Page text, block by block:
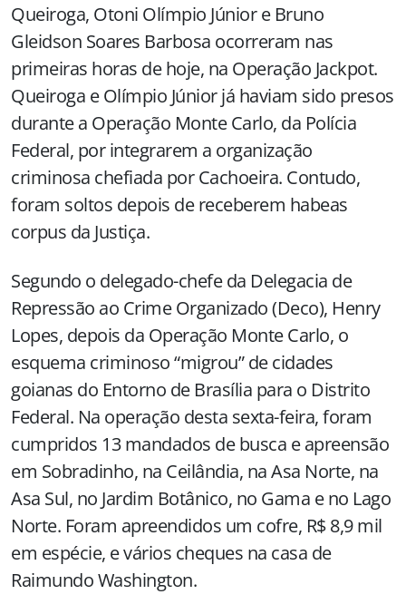
Queiroga, Otoni Olímpio Júnior e Bruno
Gleidson Soares Barbosa ocorreram nas
primeiras horas de hoje, na Operação Jackpot.
Queiroga e Olímpio Júnior já haviam sido presos
durante a Operação Monte Carlo, da Polícia
Federal, por integrarem a organização
criminosa chefiada por Cachoeira. Contudo,
foram soltos depois de receberem habeas
corpus da Justiça.
Segundo o delegado-chefe da Delegacia de
Repressão ao Crime Organizado (Deco), Henry
Lopes, depois da Operação Monte Carlo, o
esquema criminoso “migrou” de cidades
goianas do Entorno de Brasília para o Distrito
Federal. Na operação desta sexta-feira, foram
cumpridos 13 mandados de busca e apreensão
em Sobradinho, na Ceilândia, na Asa Norte, na
Asa Sul, no Jardim Botânico, no Gama e no Lago
Norte. Foram apreendidos um cofre, R$ 8,9 mil
em espécie, e vários cheques na casa de
Raimundo Washington.